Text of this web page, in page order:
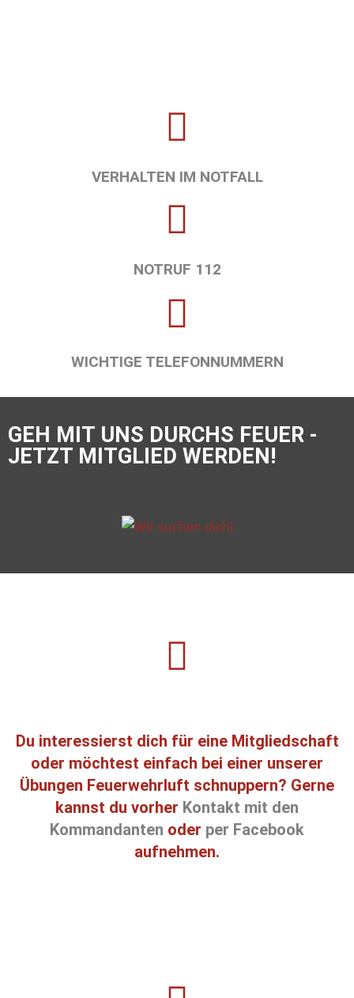
VERHALTEN IM NOTFALL
NOTRUF 112
WICHTIGE TELEFONNUMMERN
GEH MIT UNS DURCHS FEUER -
JETZT MITGLIED WERDEN!
Du interessierst dich für eine Mitgliedschaft
oder möchtest einfach bei einer unserer
Übungen Feuerwehrluft schnuppern? Gerne
kannst du vorher Kontakt mit den
Kommandanten oder per Facebook
aufnehmen.